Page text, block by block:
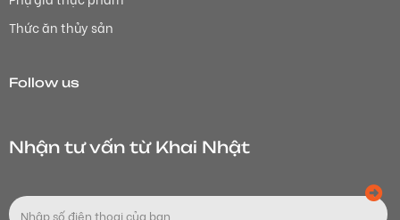
Thức ăn thủy sản
Follow us
Nhận tư vấn từ Khai Nhật